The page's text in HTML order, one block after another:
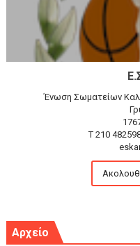
Ένωση Σωματείων
T 210
Αρχείο